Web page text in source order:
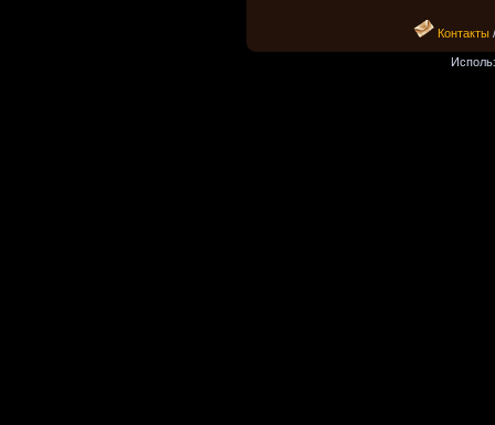
Контакты